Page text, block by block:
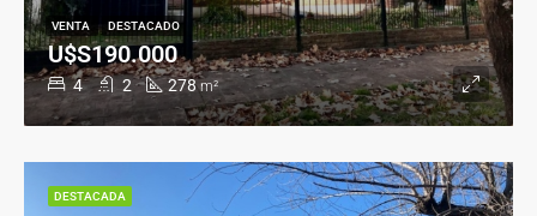
4 2 278 m²
U$S190.000
VENTA DESTACADO
DESTACADA